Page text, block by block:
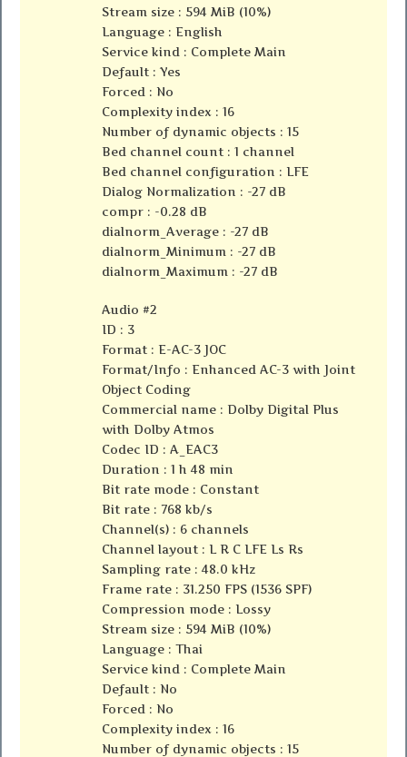
Stream size : 594 MiB (10%)
Language : English
Service kind : Complete Main
Default : Yes
Forced : No
Complexity index : 16
Number of dynamic objects : 15
Bed channel count : 1 channel
Bed channel configuration : LFE
Dialog Normalization : -27 dB
compr : -0.28 dB
dialnorm_Average : -27 dB
dialnorm_Minimum : -27 dB
dialnorm_Maximum : -27 dB
Audio #2
ID : 3
Format : E-AC-3 JOC
Format/Info : Enhanced AC-3 with Joint
Object Coding
Commercial name : Dolby Digital Plus
with Dolby Atmos
Codec ID : A_EAC3
Duration : 1 h 48 min
Bit rate mode : Constant
Bit rate : 768 kb/s
Channel(s) : 6 channels
Channel layout : L R C LFE Ls Rs
Sampling rate : 48.0 kHz
Frame rate : 31.250 FPS (1536 SPF)
Compression mode : Lossy
Stream size : 594 MiB (10%)
Language : Thai
Service kind : Complete Main
Default : No
Forced : No
Complexity index : 16
Number of dynamic objects : 15